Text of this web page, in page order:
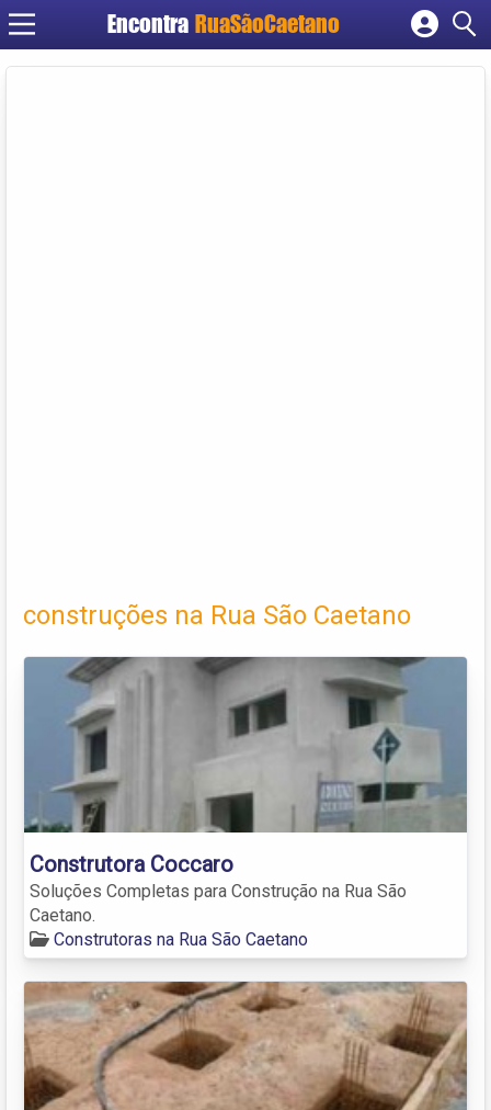
Encontra RuaSãoCaetano
Cadastrar empresa
construções na Rua São Caetano
Construtora Coccaro
Soluções Completas para Construção na Rua São
Caetano.
Construtoras na Rua São Caetano